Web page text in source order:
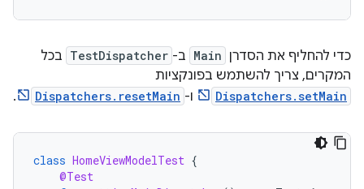
כדי להחליף את הסדרן Main ב- TestDispatcher בכל
המקרים, צריך להשתמש בפונקציות
Dispatchers.setMain ו- Dispatchers.resetMain
.
class HomeViewModelTest {
@Test